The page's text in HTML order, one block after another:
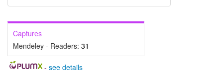
Captures
Mendeley - Readers: 31
- see details